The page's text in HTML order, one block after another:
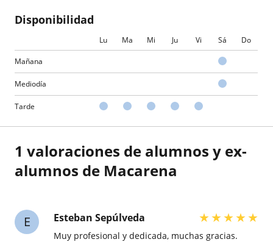
Disponibilidad
Lu Ma Mi Ju Vi Sá Do
Mañana
Mediodía
Tarde
1 valoraciones de alumnos y ex-
alumnos de Macarena
E Esteban Sepúlveda ★★★★★
Muy profesional y dedicada, muchas gracias.